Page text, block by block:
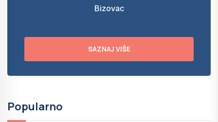
Bizovac
SAZNAJ VIŠE
Popularno